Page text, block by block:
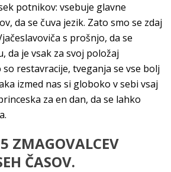
potnikov: vsebuje glavne
da se čuva jezik. Zato smo se zdaj
s prošnjo, da se
da je vsak za svoj položaj
restavracije, tveganja se vse bolj
izmed nas si globoko v sebi vsaj
za en dan, da se lahko
ZMAGOVALCEV
ČASOV.